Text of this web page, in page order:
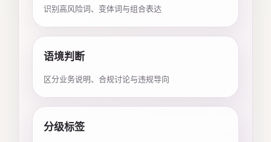
识别高风险词、变体词与组合表达
语境判断
区分业务说明、合规讨论与违规导向
分级标签